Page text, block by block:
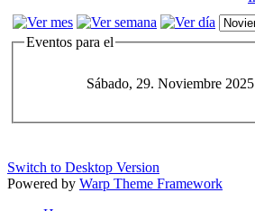
Eventos para el
Sábado, 29. Noviembre 2025
Switch to Desktop Version
Powered by Warp Theme Framework